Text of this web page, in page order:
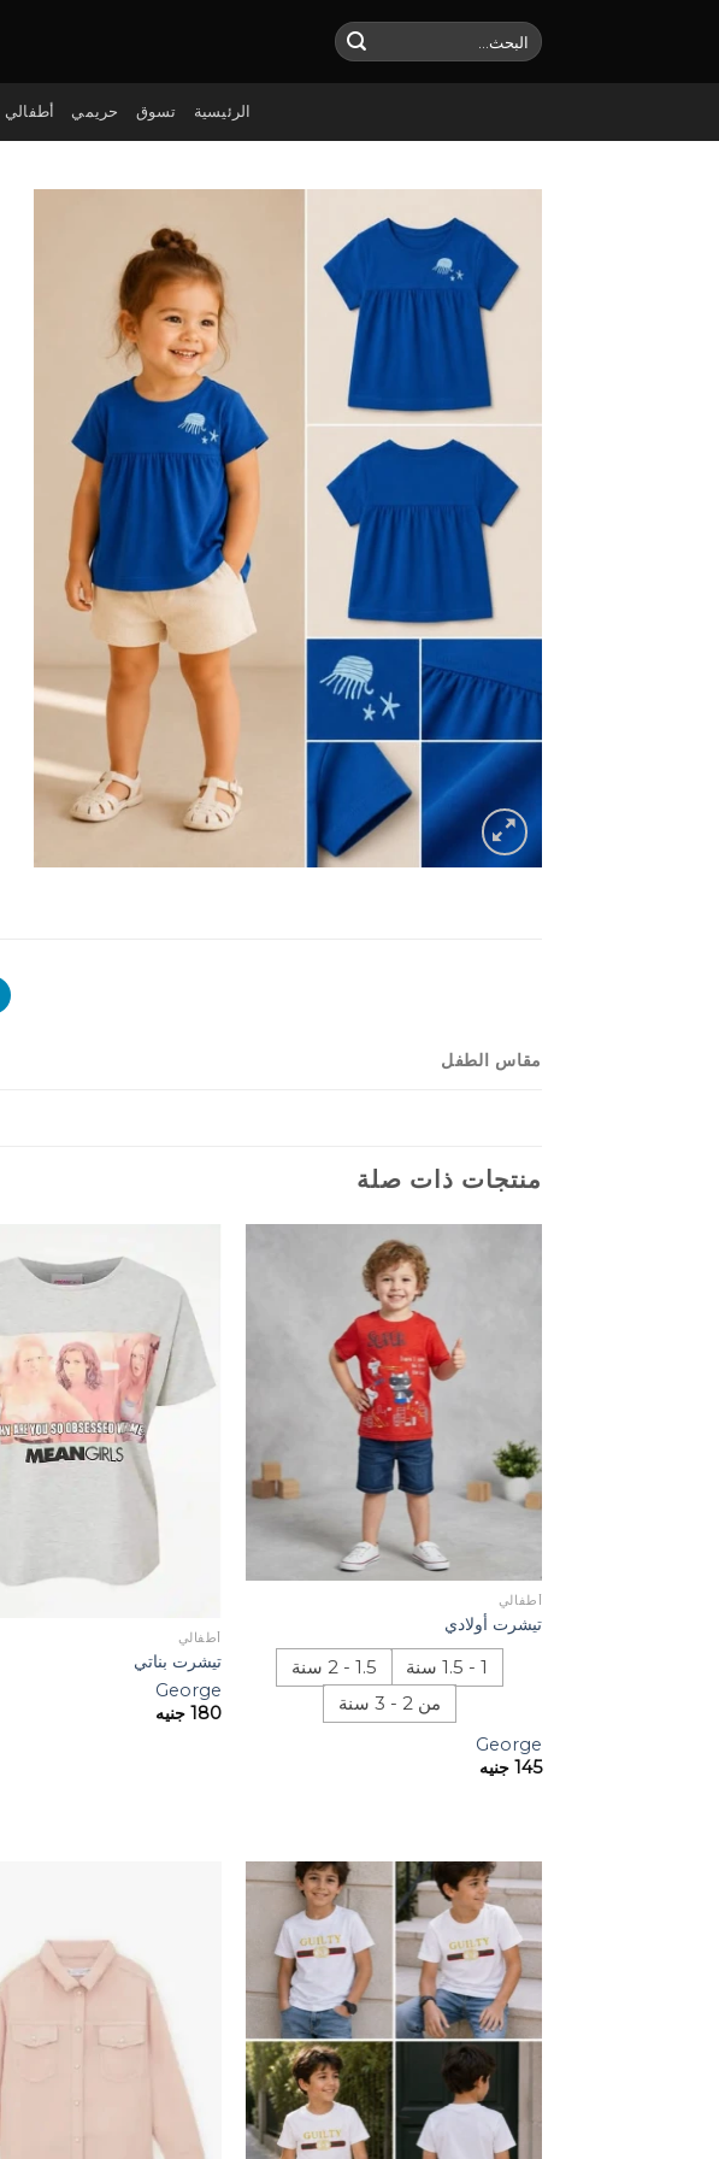
البحث
عن:
الرئيسية تسوق حريمي أطفالي
مقاس الطفل
منتجات ذات صلة
أطفالي
تيشرت أولادي
1 - 1.5 سنة
1.5 - 2 سنة
من 2 - 3 سنة
George
145 جنيه
أطفالي
تيشرت بناتي
George
180 جنيه